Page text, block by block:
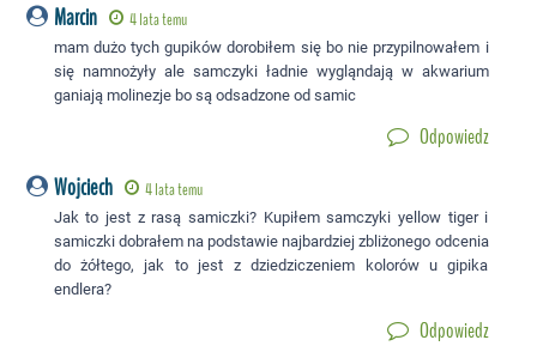
Marcin 4 lata temu
mam dużo tych gupików dorobiłem się bo nie przypilnowałem i
się namnożyły ale samczyki ładnie wygląndają w akwarium
ganiają molinezje bo są odsadzone od samic
Odpowiedz
Wojciech 4 lata temu
Jak to jest z rasą samiczki? Kupiłem samczyki yellow tiger i
samiczki dobrałem na podstawie najbardziej zbliżonego odcenia
do żółtego, jak to jest z dziedziczeniem kolorów u gipika
endlera?
Odpowiedz